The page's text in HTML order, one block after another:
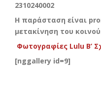
2310240002
Η παράσταση είναι
μετακίνηση του
Φωτογραφίες Lulu Β’
[nggallery id=9]